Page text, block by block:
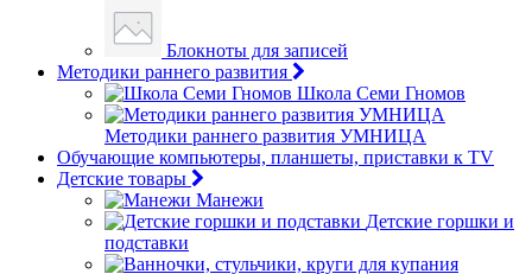
Блокноты для записей
Методики раннего развития
Школа Семи Гномов
Методики раннего развития УМНИЦА
Обучающие компьютеры, планшеты, приставки к TV
Детские товары
Манежи
Детские горшки и
подставки